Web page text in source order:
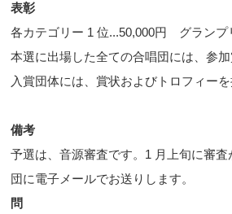
表彰
各カテゴリー 1 位...50,000円 グランプ
本選に出場した全ての合唱団には、参
入賞団体には、賞状およびトロフィー
備考
予選は、音源審査です。1 月上旬に審
団に電子メールでお送りします。
問